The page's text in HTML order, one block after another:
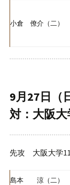
小倉 僚介（二）
9月27日
対：大阪
先攻 大阪大学
島本 涼（二）